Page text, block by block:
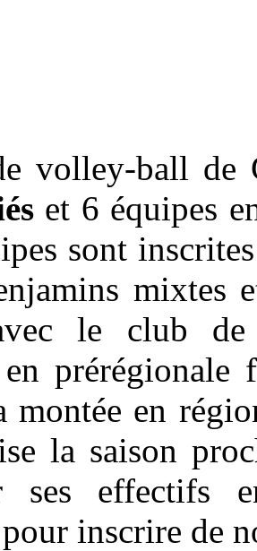
volley-ball de
et 6 équipes
sont
mixtes
le club
en
montée en
la saison
ses effectifs
inscrire de